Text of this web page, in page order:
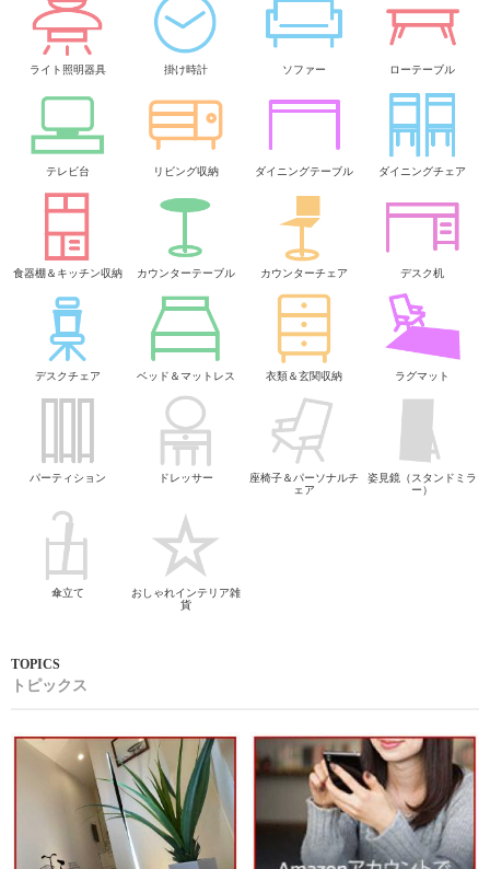
ライト照明器具 掛け時計 ソファー ローテーブル
テレビ台 リビング収納 ダイニングテーブル ダイニングチェア
食器棚＆キッチン収納 カウンターテーブル カウンターチェア デスク机
デスクチェア ベッド＆マットレス 衣類＆玄関収納 ラグマット
パーティション ドレッサー
座椅子＆パーソナルチ
ェア
姿見鏡（スタンドミラ
ー）
傘立て
おしゃれインテリア雑
貨
トピックス